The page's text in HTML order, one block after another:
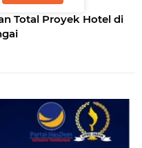
Bupati
Total Proyek Hotel di